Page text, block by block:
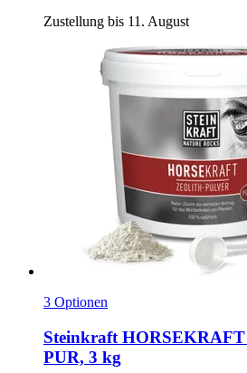
Zustellung bis 11. August
3 Optionen
Steinkraft
PUR, 3 kg